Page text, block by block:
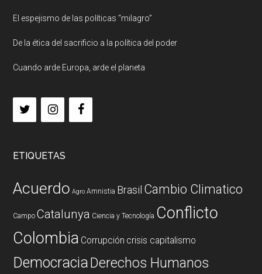
El espejismo de las políticas “milagro”
De la ética del sacrificio a la política del poder
Cuando arde Europa, arde el planeta
ETIQUETAS
Acuerdo Agro Amnistia Brasil Cambio Climatico
Campo Catalunya Ciencia y Tecnología Conflicto
Colombia Corrupción crisis capitalismo
DemocraciaDerechos Humanos